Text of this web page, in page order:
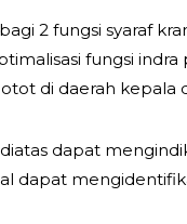
2 fungsi syaraf
fungsi
di daerah kepala
dapat
dapat